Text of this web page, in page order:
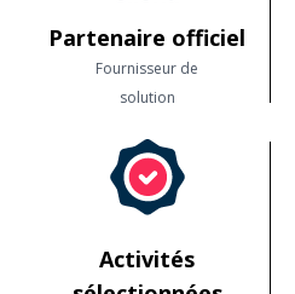
Partenaire officiel
Fournisseur de
solution
Activités